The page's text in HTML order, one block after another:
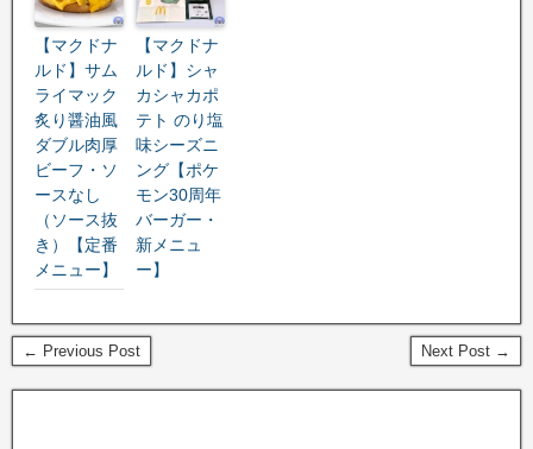
【マクドナ
ルド】サム
ライマック
炙り醤油風
ダブル肉厚
ビーフ・ソ
ースなし
（ソース抜
き）【定番
メニュー】
【マクドナ
ルド】シャ
カシャカポ
テト のり塩
味シーズニ
ング【ポケ
モン30周年
バーガー・
新メニュ
ー】
← Previous Post Next Post →